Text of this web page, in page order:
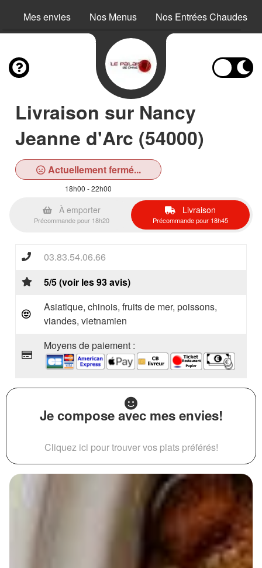
Mes envies Nos Menus Nos Entrées Chaudes
Livraison sur Nancy
Jeanne d'Arc (54000)
Actuellement fermé...
18h00 - 22h00
À emporter
Précommande pour 18h20
Livraison
Précommande pour 18h45
03.83.54.06.66
5/5 (voir les 93 avis)
Asiatique, chinois, fruits de mer, poissons,
viandes, vietnamien
Moyens de paiement :
Je compose avec mes envies!
Cliquez ici pour trouver vos plats préférés!